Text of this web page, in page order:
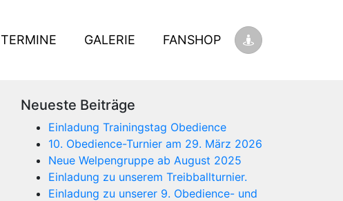
TERMINE GALERIE FANSHOP
Neueste Beiträge
Einladung Trainingstag Obedience
10. Obedience-Turnier am 29. März 2026
Neue Welpengruppe ab August 2025
Einladung zu unserem Treibballturnier.
Einladung zu unserer 9. Obedience- und